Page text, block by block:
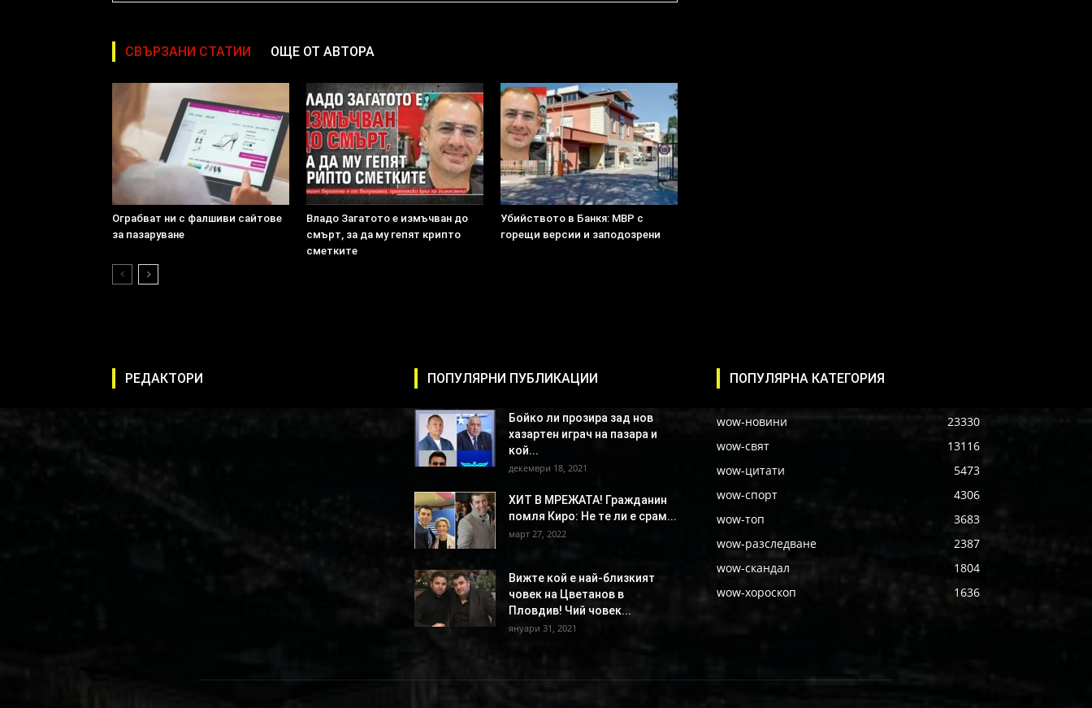
СВЪРЗАНИ СТАТИИ ОЩЕ ОТ АВТОРА
Ограбват ни с фалшиви сайтове
за пазаруване
Владо Загатото е измъчван до
смърт, за да му гепят крипто
сметките
Убийството в Банкя: МВР с
горещи версии и заподозрени
РЕДАКТОРИ ПОПУЛЯРНИ ПУБЛИКАЦИИ
Бойко ли прозира зад нов
хазартен играч на пазара и
кой...
декември 18, 2021
ХИТ В МРЕЖАТА! Гражданин
помля Киро: Не те ли е срам...
март 27, 2022
Вижте кой е най-близкият
човек на Цветанов в
Пловдив! Чий човек...
януари 31, 2021
ПОПУЛЯРНА КАТЕГОРИЯ
wow-новини
23330
wow-свят
13116
wow-цитати
5473
wow-спорт
4306
wow-топ
3683
wow-разследване
2387
wow-скандал
1804
wow-хороскоп
1636